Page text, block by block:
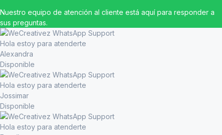
Nuestro equipo de atención al cliente está aquí para responder a
sus preguntas.
Hola estoy para atenderte
Alexandra
Disponible
Hola estoy para atenderte
Jossimar
Disponible
Hola estoy para atenderte